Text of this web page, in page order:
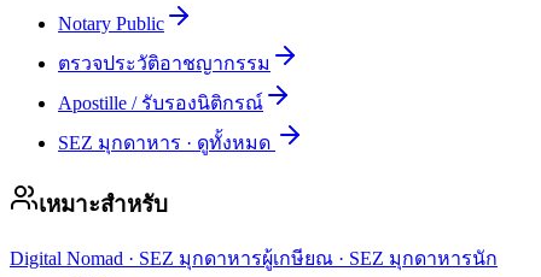
Notary Public
ตรวจประวัติอาชญากรรม
Apostille / รับรองนิติกรณ์
SEZ มุกดาหาร · ดูทั้งหมด
เหมาะสำหรับ
Digital Nomad · SEZ มุกดาหารผู้เกษียณ · SEZ มุกดาหารนัก